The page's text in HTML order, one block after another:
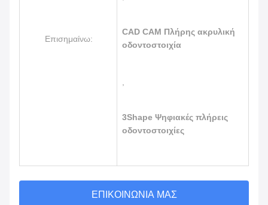
Επισημαίνω:
CAD CAM Πλήρης ακρυλική
οδοντοστοιχία
3Shape Ψηφιακές πλήρεις
οδοντοστοιχίες
ΕΠΙΚΟΙΝΩΝΊΑ ΜΑΣ